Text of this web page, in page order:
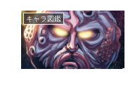
キャラ図鑑